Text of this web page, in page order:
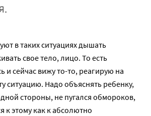
в таких ситуациях дышать
свое тело, лицо. То есть
и сейчас вижу то-то, реагирую на
ситуацию. Надо объяснять ребенку,
стороны, не пугался обмороков,
к этому как к абсолютно